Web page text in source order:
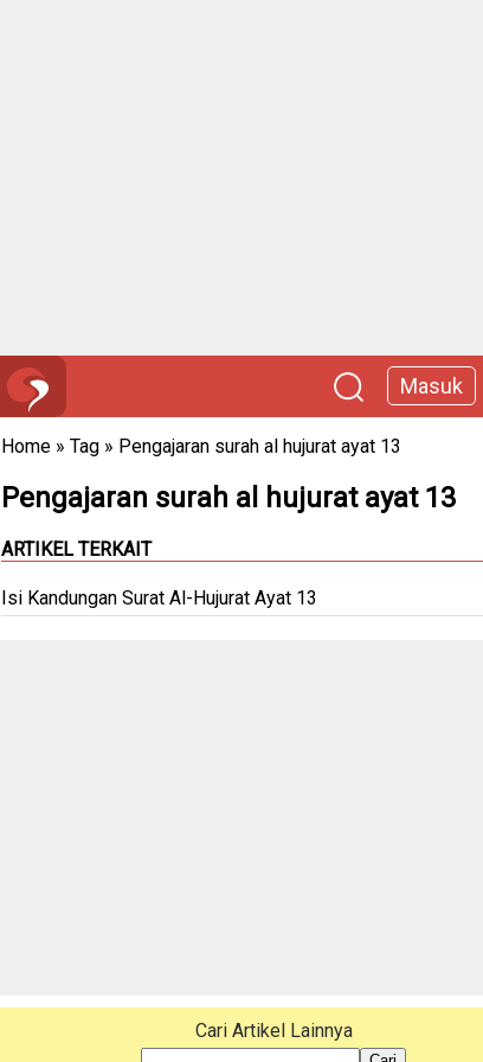
Masuk
Home » Tag » Pengajaran surah al hujurat ayat 13
Pengajaran surah al hujurat ayat 13
ARTIKEL TERKAIT
Isi Kandungan Surat Al-Hujurat Ayat 13
Cari Artikel Lainnya